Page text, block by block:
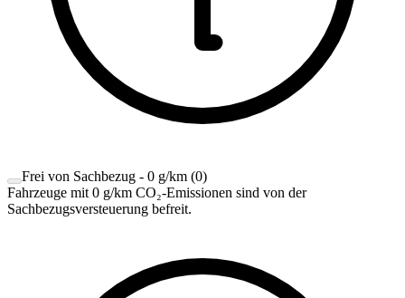
Frei von Sachbezug - 0 g/km (0)
Fahrzeuge mit 0 g/km CO₂-Emissionen sind von der
Sachbezugsversteuerung befreit.